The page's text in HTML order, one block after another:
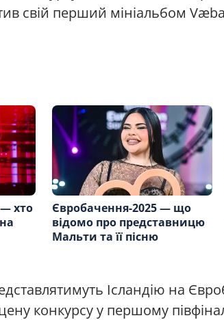
свій перший мініальбом
хто
Євробачення-2025 — що
відомо про представницю
Мальти та її пісню
Ісландію на
конкурсу у першому